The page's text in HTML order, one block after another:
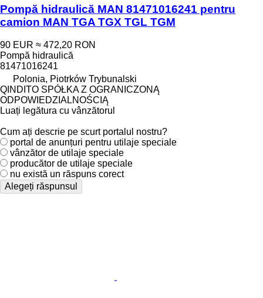
Pompă hidraulică MAN 81471016241 pentru
camion MAN TGA TGX TGL TGM
90 EUR ≈ 472,20 RON
Pompă hidraulică
81471016241
Polonia, Piotrków Trybunalski
QINDITO SPÓŁKA Z OGRANICZONĄ
ODPOWIEDZIALNOŚCIĄ
Luați legătura cu vânzătorul
Cum ați descrie pe scurt portalul nostru?
portal de anunțuri pentru utilaje speciale
vânzător de utilaje speciale
producător de utilaje speciale
nu există un răspuns corect
Alegeți răspunsul